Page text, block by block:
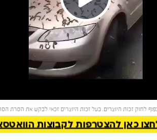
Play
Video
כאן להצטרפות לקבוצות הוואטסאפ של